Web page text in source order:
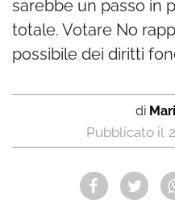
sarebbe un passo in
totale. Votare No
possibile dei diritti
di